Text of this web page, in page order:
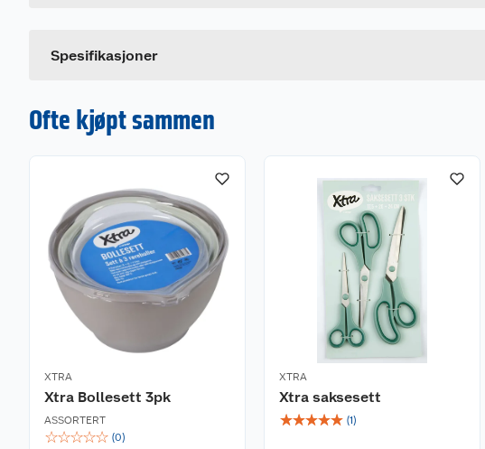
Spesifikasjoner
Ofte kjøpt sammen
XTRA
Xtra Bollesett 3pk
ASSORTERT
☆☆☆☆☆ (0)
XTRA
Xtra saksesett
☆☆☆☆☆ (1)